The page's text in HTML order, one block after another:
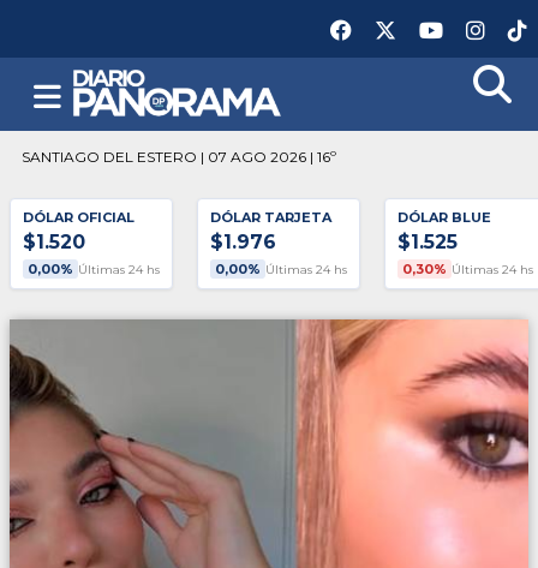
SANTIAGO DEL ESTERO | 07 AGO 2026 | 16º
DÓLAR OFICIAL
$1.520
0,00% Últimas 24 hs
DÓLAR TARJETA
$1.976
0,00% Últimas 24 hs
DÓLAR BLUE
$1.525
0,30% Últimas 24 hs